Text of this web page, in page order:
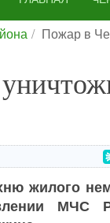
Пожар в
жилого
МЧС